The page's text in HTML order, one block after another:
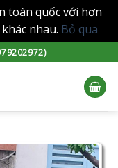
toàn quốc với hơn
nhau. Bỏ qua